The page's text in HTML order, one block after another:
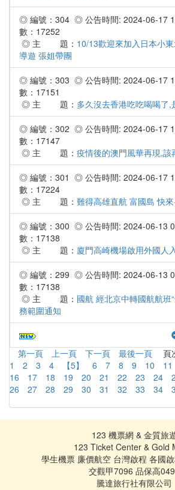
◎ 編號：304 ◎ 公告時間: 2024-06-17
數：17252
◎ 主 題： 10/13歡迎來加入日本小
導遊 張姐帶團
◎ 編號：303 ◎ 公告時間: 2024-06-17
數：17151
◎ 主 題： 多久沒去香港吃吃喝喝了,
◎ 編號：302 ◎ 公告時間: 2024-06-17
數：17147
◎ 主 題： 疫情後的澳門風華再現,該
◎ 編號：301 ◎ 公告時間: 2024-06-17
數：17224
◎ 主 題： 難得高雄直航 富國島 快
◎ 編號：300 ◎ 公告時間: 2024-06-13
數：17138
◎ 主 題： 廈門高崎機場啟用外國人
◎ 編號：299 ◎ 公告時間: 2024-06-13
數：17138
◎ 主 題： 國航 經北京中轉國航航班
務範圍通知
第一頁
上一頁 下一頁 最後一頁 頁
1
2 3 4 【5】 6 7 8 9 10 11
16
17 18 19 20 21 22 23 24
26
27 28 29 30 31 32 33 34
123 機票網 & 金質旅
123 Ticket Center & Gold
學生機票 廉價航空 台灣啟程 各國
交觀甲7096 品保高
騰達旅行社有限公司